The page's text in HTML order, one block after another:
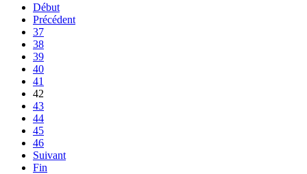
Début
Précédent
37
38
39
40
41
42
43
44
45
46
Suivant
Fin